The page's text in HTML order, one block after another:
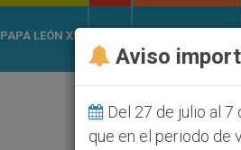
PAPA LEÓN XIV
Aviso
Del 27 de julio al 7
que en el periodo de